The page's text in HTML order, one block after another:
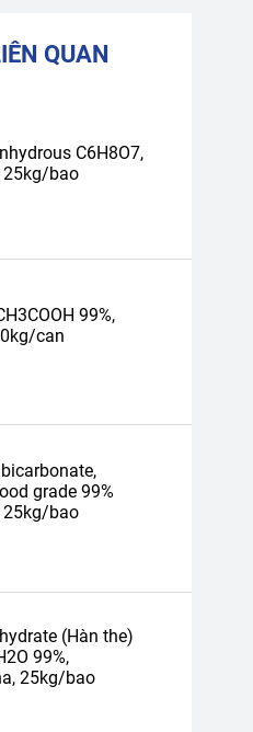
QUAN
C6H8O7,
25kg/bao
99%,
can
grade 99%
25kg/bao
(Hàn the)
99%,
25kg/bao